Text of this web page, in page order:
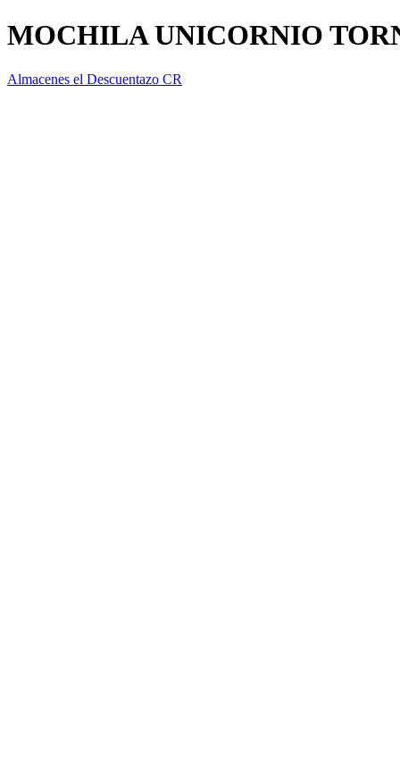
MOCHILA UNICORNIO
Almacenes el Descuentazo CR